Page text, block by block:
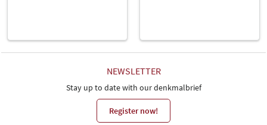
NEWSLETTER
Stay up to date with our denkmalbrief
Register now!